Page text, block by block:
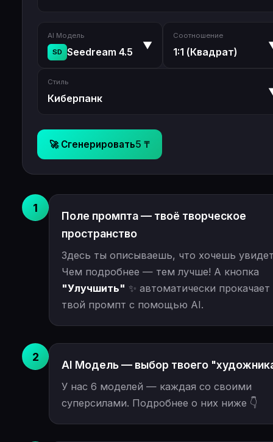
AI Модель
SD Seedream 4.5
▼
Соотношение
1:1 (Квадрат)
Стиль
Киберпанк
🚀 Сгенерировать5 ₸
1
Поле промпта — твоё творческое
пространство
Здесь ты описываешь, что хочешь
Чем подробнее — тем лучше! А кнопка
"Улучшить" ✨ автоматически прокачает
твой промпт с помощью AI.
2
AI Модель — выбор твоего
У нас 6 моделей — каждая со своими
суперсилами. Подробнее о них ниже 👇